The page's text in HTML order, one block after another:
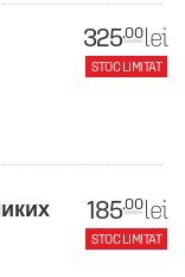
325.00 lei
STOC LIMITAT
185.00 lei
STOC LIMITAT